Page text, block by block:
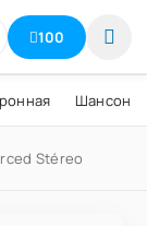
100
Шансон
Stéreo